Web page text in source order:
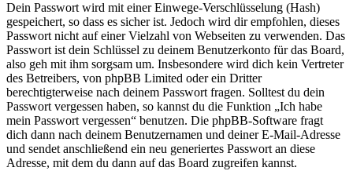
Dein Passwort wird mit einer Einwege-Verschlüsselung (Hash)
gespeichert, so dass es sicher ist. Jedoch wird dir empfohlen, dieses
Passwort nicht auf einer Vielzahl von Webseiten zu verwenden. Das
Passwort ist dein Schlüssel zu deinem Benutzerkonto für das Board,
also geh mit ihm sorgsam um. Insbesondere wird dich kein Vertreter
des Betreibers, von phpBB Limited oder ein Dritter
berechtigterweise nach deinem Passwort fragen. Solltest du dein
Passwort vergessen haben, so kannst du die Funktion „Ich habe
mein Passwort vergessen“ benutzen. Die phpBB-Software fragt
dich dann nach deinem Benutzernamen und deiner E-Mail-Adresse
und sendet anschließend ein neu generiertes Passwort an diese
Adresse, mit dem du dann auf das Board zugreifen kannst.